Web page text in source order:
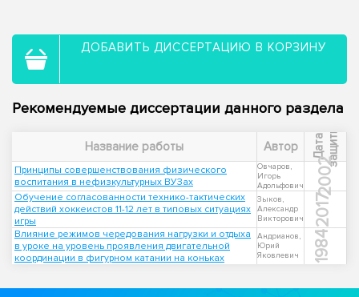
ДОБАВИТЬ ДИССЕРТАЦИЮ В КОРЗИНУ
Рекомендуемые диссертации данного раздела
Название работы Автор Д
а
т
а
з
а
щ
и
ты
Принципы совершенствования физического
воспитания в нефизкультурных ВУЗах
Овчаров,
Игорь
Адольфович
2002
Обучение согласованности технико-тактических
действий хоккеистов 11-12 лет в типовых ситуациях
игры
Зыков,
Александр
Викторович
2017
Влияние режимов чередования нагрузки и отдыха
в уроке на уровень проявления двигательной
координации в фигурном катании на коньках
Андрианов,
Юрий
Яковлевич
1984